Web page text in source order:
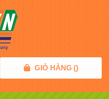
GIỎ HÀNG ()